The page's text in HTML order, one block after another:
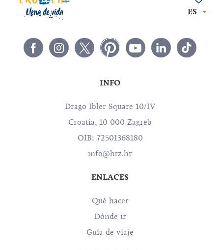
ES
INFO
Drago Ibler Square 10/IV
Croatia, 10 000 Zagreb
OIB: 72501368180
info@htz.hr
ENLACES
Qué hacer
Dónde ir
Guía de viaje